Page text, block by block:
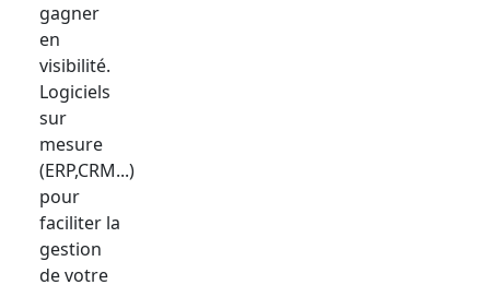
gagner
en
visibilité.
Logiciels
sur
mesure
(ERP,CRM...)
pour
faciliter la
gestion
de votre